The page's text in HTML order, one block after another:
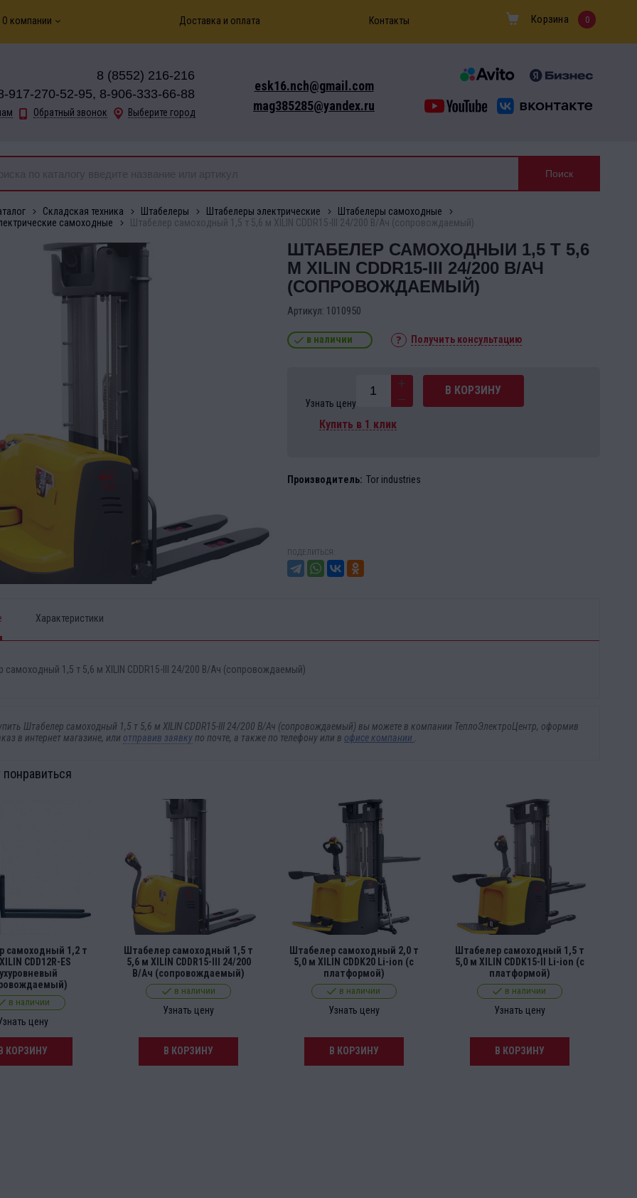
О компании Доставка и оплата Контакты Корзина 0
8 (8552) 216-216
917-270-52-95, 8-906-333-66-88
Обратный звонок Выберите город
esk16.nch@gmail.com
mag385285@yandex.ru
Складская техника Штабелеры Штабелеры электрические
Штабелеры самоходные
самоходные
Штабелер самоходный 1,5 т 5,6 м XILIN CDDR15-III 24/200 В/Ач (сопровождаемый)
ШТАБЕЛЕР САМОХОДНЫЙ 1,5 Т 5,6
М XILIN CDDR15-III 24/200 В/АЧ
(СОПРОВОЖДАЕМЫЙ)
Артикул: 1010950
в наличии Получить консультацию
Узнать цену
В КОРЗИНУ
Купить в 1 клик
Производитель: Tor industries
ПОДЕЛИТЬСЯ:
Характеристики
самоходный 1,5 т 5,6 м XILIN CDDR15-III 24/200 В/Ач (сопровождаемый)
Штабелер самоходный 1,5 т 5,6 м XILIN CDDR15-III 24/200 В/Ач (сопровождаемый) вы можете в компании ТеплоЭлектроЦентр, оформив
в интернет магазине, или отправив заявку по почте, а также по телефону или в офисе компании
самоходный 1,2 т
CDD12R-ES
в наличии
цену
В КОРЗИНУ
Штабелер самоходный 1,5 т
5,6 м XILIN CDDR15-III 24/200
В/Ач (сопровождаемый)
в наличии
Узнать цену
В КОРЗИНУ
Штабелер самоходный 2,0 т
5,0 м XILIN CDDK20 Li-ion (с
платформой)
в наличии
Узнать цену
В КОРЗИНУ
Штабелер самоходный 1,5 т
5,0 м XILIN CDDK15-II Li-ion (с
платформой)
в наличии
Узнать цену
В КОРЗИНУ